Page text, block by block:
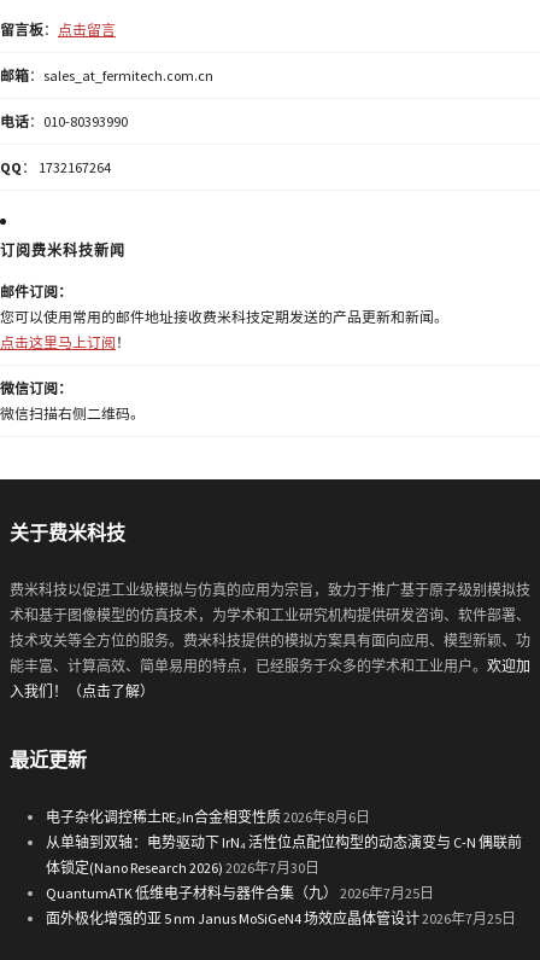
留言板： 点击留言
邮箱：sales_at_fermitech.com.cn
电话：010-80393990
QQ ： 1732167264
订阅费米科技新闻
邮件订阅：
您可以使用常用的邮件地址接收费米科技定期发送的产品更新和新闻。
点击这里马上订阅 ！
微信订阅：
微信扫描右侧二维码。
关于费米科技
费米科技以促进工业级模拟与仿真的应用为宗旨，致力于推广基于原子级别模拟技
术和基于图像模型的仿真技术，为学术和工业研究机构提供研发咨询、软件部署、
技术攻关等全方位的服务。费米科技提供的模拟方案具有面向应用、模型新颖、功
能丰富、计算高效、简单易用的特点，已经服务于众多的学术和工业用户。 欢迎加
入我们！（点击了解）
最近更新
电子杂化调控稀土RE₂In合金相变性质2026年8月6日
从单轴到双轴：电势驱动下 IrN₄ 活性位点配位构型的动态演变与 C-N 偶联前
体锁定(Nano Research 2026) 2026年7月30日
QuantumATK 低维电子材料与器件合集（九）
2026年7月25日
面外极化增强的亚 5 nm Janus MoSiGeN4 场效应晶体管设计2026年7月25日